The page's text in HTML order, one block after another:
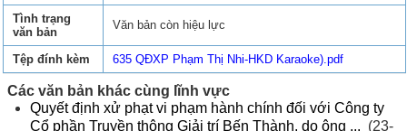
Tình trạng
văn bản
Văn bản còn hiệu lực
Tệp đính kèm 635 QĐXP Phạm Thị Nhi-HKD Karaoke).pdf
Các văn bản khác cùng lĩnh vực
Quyết định xử phạt vi phạm hành chính đối với Công ty
Cổ phần Truyền thông Giải trí Bến Thành, do ông ... (23-